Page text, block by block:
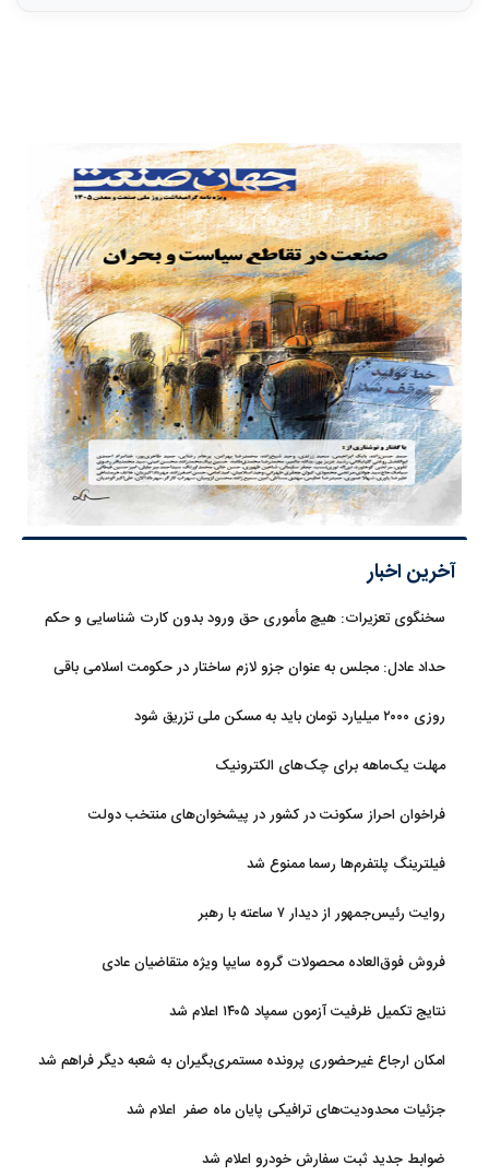
آخرین اخبار
سخنگوی تعزیرات: هیچ مأموری حق ورود بدون کارت شناسایی و حکم
حداد عادل: مجلس به عنوان جزو لازم ساختار در حکومت اسلامی باقی
روزی ۲۰۰۰ میلیارد تومان باید به مسکن ملی تزریق شود
مهلت یک‌ماهه برای چک‌های الکترونیک
فراخوان احراز سکونت در کشور در پیشخوان‌های منتخب دولت
فیلترینگ پلتفرم‌ها رسما ممنوع شد
روایت رئیس‌جمهور از دیدار ۷ ساعته با رهبر
فروش فوق‌العاده محصولات گروه سایپا ویژه متقاضیان عادی
نتایج تکمیل ظرفیت آزمون سمپاد ۱۴۰۵ اعلام شد
امکان ارجاع غیرحضوری پرونده مستمری‌بگیران به شعبه دیگر فراهم شد
جزئیات محدودیت‌های ترافیکی پایان ماه صفر اعلام شد
ضوابط جدید ثبت سفارش خودرو اعلام شد